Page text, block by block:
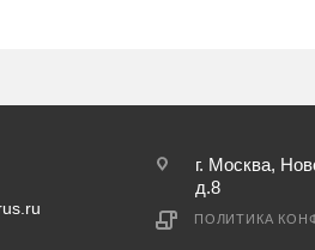
г. Москва,
д.8
ПОЛИТИКА